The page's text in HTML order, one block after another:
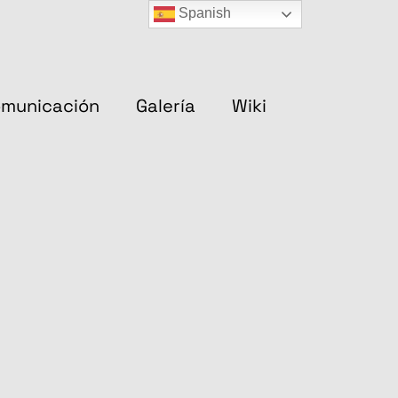
Galería Wiki
Spanish